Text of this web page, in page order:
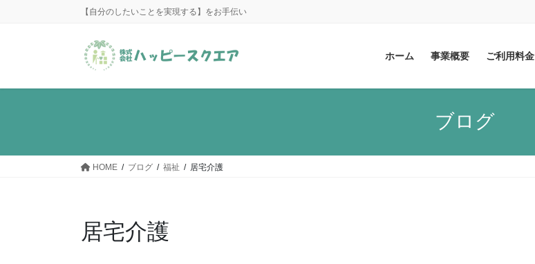
に
ョ
動
【自分のしたいことを実現する】をお手伝い
ホーム 事業概要 ご利用料金
ブログ
HOME ブログ 福祉 居宅介護
居宅介護